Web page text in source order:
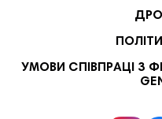
УМОВИ СПІВПРАЦІ З